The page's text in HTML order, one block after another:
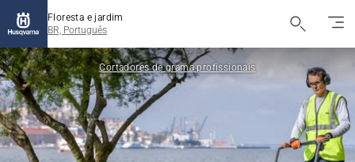
Floresta e jardim
BR, Português
Cortadores de grama profissionais